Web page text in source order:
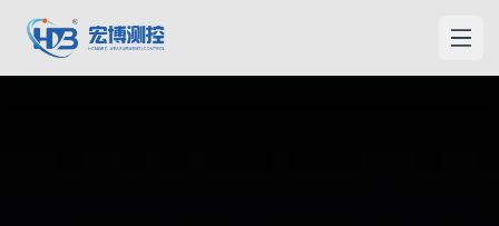
宏博测控
打开